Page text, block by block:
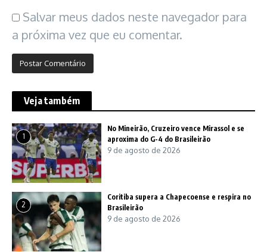
Salvar meus dados neste navegador para
a próxima vez que eu comentar.
Veja também
1
No Mineirão, Cruzeiro vence Mirassol e se
aproxima do G-4 do Brasileirão
9 de agosto de 2026
2
Coritiba supera a Chapecoense e respira no
Brasileirão
9 de agosto de 2026